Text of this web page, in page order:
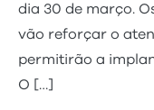
dia 30 de março.
vão reforçar o
permitirão a
O […]